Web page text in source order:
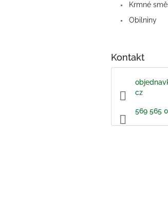
Krmné
Obilniny
Kontakt
cz
569 565